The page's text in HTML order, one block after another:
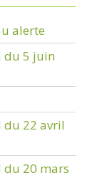
alerte
du 5 juin
du 22 avril
20 mars